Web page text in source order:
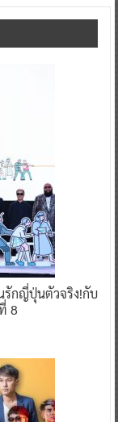
รักญี่ปุ่นตัวจริง!กับ
8